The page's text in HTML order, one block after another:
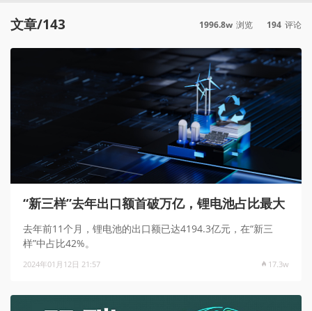
文章/143 1996.8w 浏览 194 评论
“新三样”去年出口额首破万亿，锂电池占比最大
去年前11个月，锂电池的出口额已达4194.3亿元，在“新三
样”中占比42%。
2024年01月12日 21:57 17.3w